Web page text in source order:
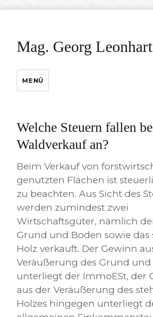
Mag. Georg
MENÜ
Welche Steuern fallen
Waldverkauf an?
Beim Verkauf von
genutzten Flächen ist
zu beachten. Aus Sicht des
werden zumindest zwei
Wirtschaftsgüter, nämlich
Grund und Boden sowie das
Holz verkauft. Der Gewinn
Veräußerung des Grund und
unterliegt der ImmoESt, der
aus der Veräußerung des
Holzes hingegen unterliegt